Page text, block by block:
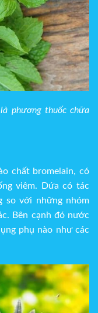
phương thuốc chữa
chất bromelain, có
viêm. Dứa có tác
so với những nhóm
Bên cạnh đó nước
phụ nào như các